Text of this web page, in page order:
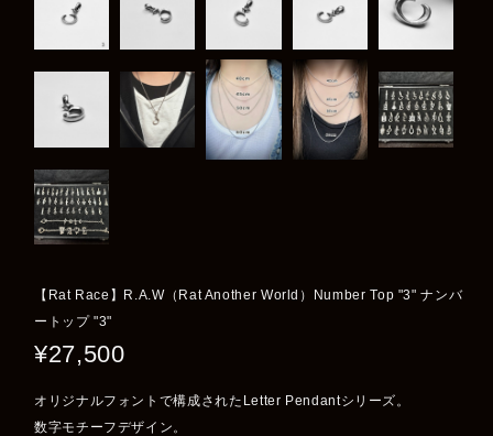
【Rat Race】R.A.W（Rat Another World）Number Top "3" ナンバ
ートップ "3"
¥27,500
オリジナルフォントで構成されたLetter Pendantシリーズ。
数字モチーフデザイン。